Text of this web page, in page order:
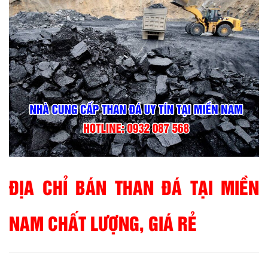
ĐỊA CHỈ BÁN THAN ĐÁ TẠI MIỀN
NAM CHẤT LƯỢNG, GIÁ RẺ